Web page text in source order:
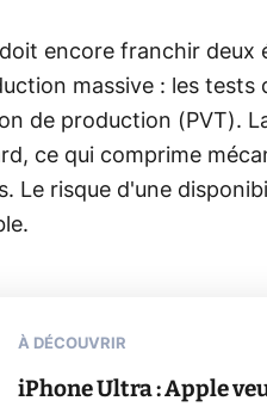
encore franchir
massive : les tests
de production (PVT).
ce qui comprime
Le risque d'une
À DÉCOUVRIR
iPhone Ultra : Apple